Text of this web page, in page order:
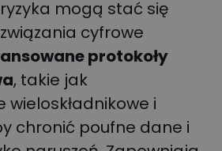
mogą stać się
cyfrowe
protokoły
, takie jak
wieloskładnikowe i
chronić poufne dane i